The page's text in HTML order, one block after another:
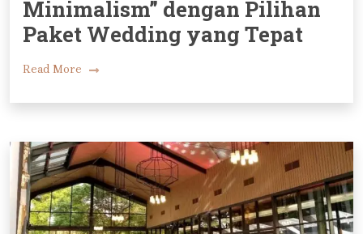
Minimalism” dengan Pilihan
Paket Wedding yang Tepat
Read More